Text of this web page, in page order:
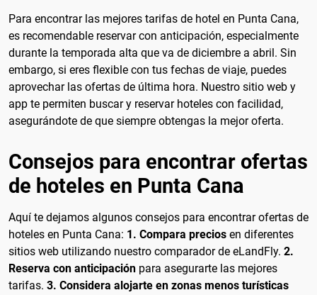
Para encontrar las mejores tarifas de hotel en Punta Cana,
es recomendable reservar con anticipación, especialmente
durante la temporada alta que va de diciembre a abril. Sin
embargo, si eres flexible con tus fechas de viaje, puedes
aprovechar las ofertas de última hora. Nuestro sitio web y
app te permiten buscar y reservar hoteles con facilidad,
asegurándote de que siempre obtengas la mejor oferta.
Consejos para encontrar ofertas
de hoteles en Punta Cana
Aquí te dejamos algunos consejos para encontrar ofertas de
hoteles en Punta Cana: 1. Compara precios en diferentes
sitios web utilizando nuestro comparador de eLandFly. 2.
Reserva con anticipación para asegurarte las mejores
tarifas. 3. Considera alojarte en zonas menos turísticas